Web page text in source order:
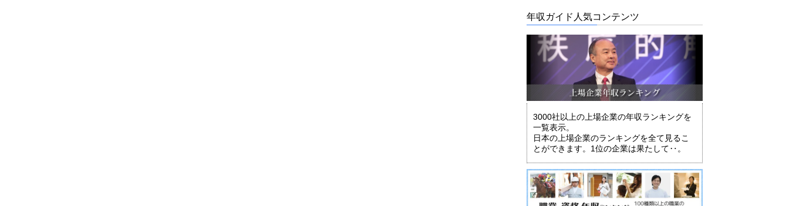
年収ガイド人気コンテンツ
3000社以上の上場企業の年収ランキングを
一覧表示。
日本の上場企業のランキングを全て見るこ
とができます。1位の企業は果たして‥。